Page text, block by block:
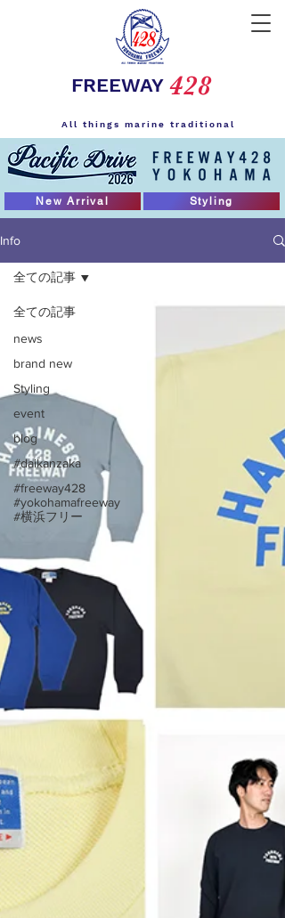
FREEWAY
All things marine traditional
428
New Arrival Styling
Info
全ての記事
news
brand new
Styling
event
blog
#daikanzaka
#freeway428
#yokohamafreeway
#横浜フリー
全ての記事